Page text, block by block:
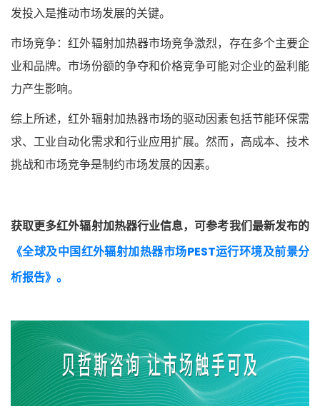
发投入是推动市场发展的关键。
市场竞争：红外辐射加热器市场竞争激烈，存在多个主要企
业和品牌。市场份额的争夺和价格竞争可能对企业的盈利能
力产生影响。
综上所述，红外辐射加热器市场的驱动因素包括节能环保需
求、工业自动化需求和行业应用扩展。然而，高成本、技术
挑战和市场竞争是制约市场发展的因素。
获取更多红外辐射加热器行业信息，可参考我们最新发布的
《全球及中国红外辐射加热器市场PEST运行环境及前景分
析报告》。